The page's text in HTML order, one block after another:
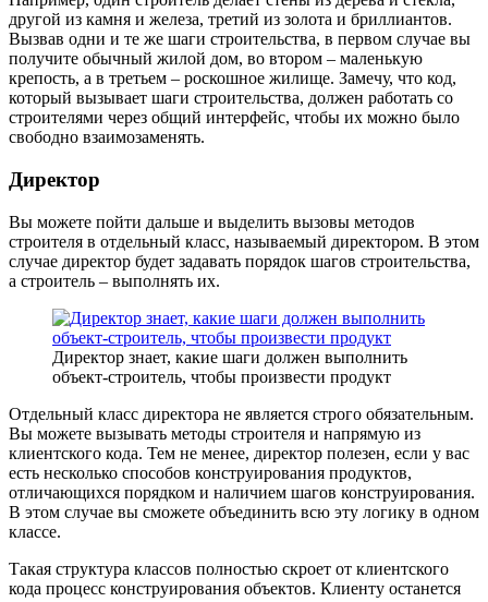
другой из камня и железа, третий из золота и бриллиантов.
Вызвав одни и те же шаги строительства, в первом случае вы
получите обычный жилой дом, во втором – маленькую
крепость, а в третьем – роскошное жилище. Замечу, что код,
который вызывает шаги строительства, должен работать со
строителями через общий интерфейс, чтобы их можно было
свободно взаимозаменять.
Директор
Вы можете пойти дальше и выделить вызовы методов
строителя в отдельный класс, называемый директором. В этом
случае директор будет задавать порядок шагов строительства,
а строитель – выполнять их.
Директор знает, какие шаги должен выполнить
объект-строитель, чтобы произвести продукт
Отдельный класс директора не является строго обязательным.
Вы можете вызывать методы строителя и напрямую из
клиентского кода. Тем не менее, директор полезен, если у вас
есть несколько способов конструирования продуктов,
отличающихся порядком и наличием шагов конструирования.
В этом случае вы сможете объединить всю эту логику в одном
классе.
Такая структура классов полностью скроет от клиентского
кода процесс конструирования объектов. Клиенту останется